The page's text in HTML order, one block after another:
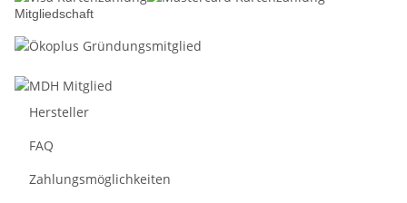
Mitgliedschaft
Hersteller
FAQ
Zahlungsmöglichkeiten